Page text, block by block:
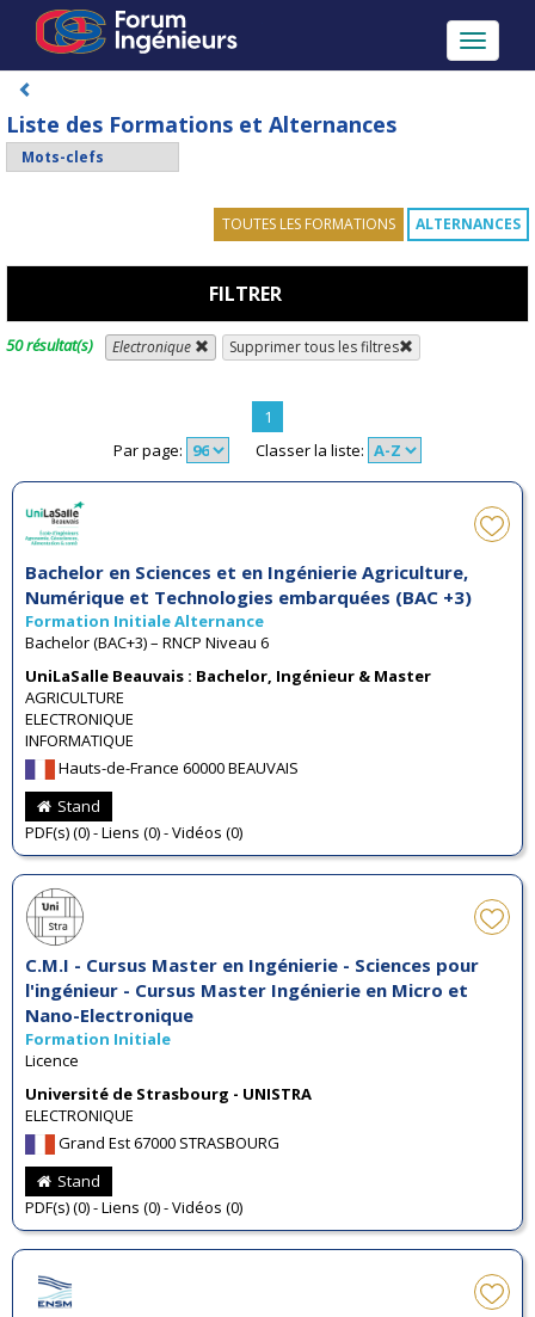
Toggle
Liste des Formations et Alternances
TOUTES LES FORMATIONS ALTERNANCES
FILTRER
50 résultat(s) Electronique Supprimer tous les filtres
1
Par page:
Classer la liste:
Bachelor en Sciences et en Ingénierie Agriculture,
Numérique et Technologies embarquées (BAC +3)
Formation Initiale Alternance
Bachelor (BAC+3) – RNCP Niveau 6
UniLaSalle Beauvais : Bachelor, Ingénieur & Master
AGRICULTURE
ELECTRONIQUE
INFORMATIQUE
Hauts-de-France 60000 BEAUVAIS
Stand
PDF(s) (0) - Liens (0) - Vidéos (0)
C.M.I - Cursus Master en Ingénierie - Sciences pour
l'ingénieur - Cursus Master Ingénierie en Micro et
Nano-Electronique
Formation Initiale
Licence
Université de Strasbourg - UNISTRA
ELECTRONIQUE
Grand Est 67000 STRASBOURG
Stand
PDF(s) (0) - Liens (0) - Vidéos (0)